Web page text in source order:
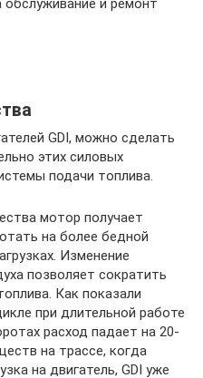
обслуживание и ремонт
GDI, можно сделать
этих силовых
подачи топлива.
мотор получает
на более бедной
Изменение
позволяет сократить
Как показали
при длительной работе
расход падает на 20-
на трассе, когда
на двигатель, GDI уже